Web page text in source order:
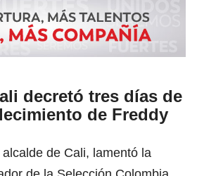
decretó tres días de
de Freddy
de Cali, lamentó la